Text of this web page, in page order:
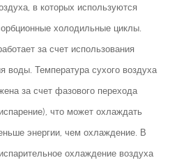
в которых используются
холодильные циклы.
за счет использования
воды. Температура сухого воздуха
за счет фазового перехода
что может охлаждать
энергии, чем охлаждение. В
охлаждение воздуха